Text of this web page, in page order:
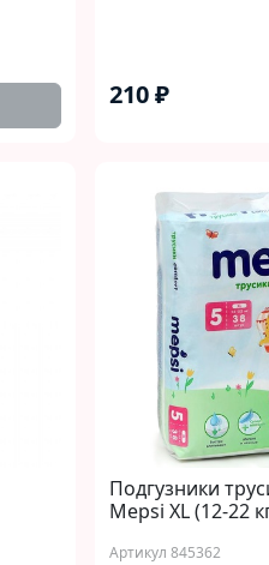
210 ₽
Подгузники
Mepsi XL (12-22
Артикул 845362